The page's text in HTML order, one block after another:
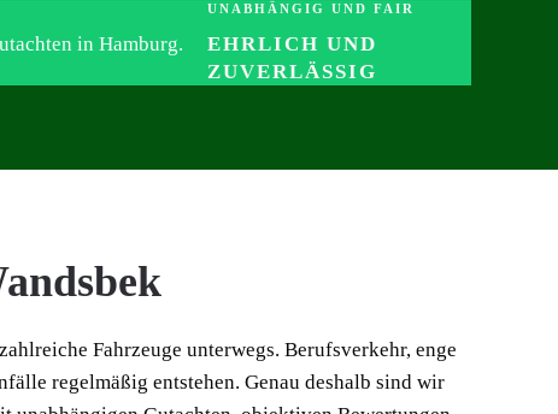
UNABHÄNGIG UND FAIR
EHRLICH UND
ZUVERLÄSSIG
Fahrzeuge unterwegs. Berufsverkehr, enge
regelmäßig entstehen. Genau deshalb sind wir